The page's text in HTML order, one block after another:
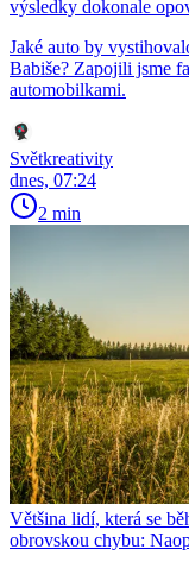
výsledky dokonale
Jaké auto by
Babiše? Zapojili jsme
automobilkami.
Světkreativity
dnes, 07:24
2 min
Většina lidí, která se
obrovskou chybu: